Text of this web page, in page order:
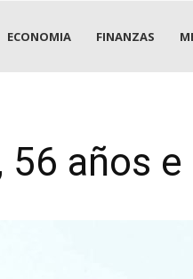
ECONOMIA FINANZAS
56 años